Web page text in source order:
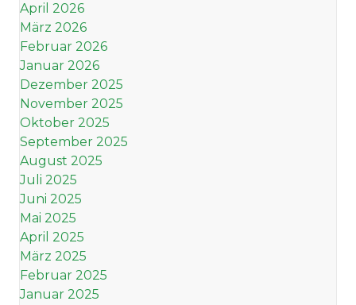
April 2026
März 2026
Februar 2026
Januar 2026
Dezember 2025
November 2025
Oktober 2025
September 2025
August 2025
Juli 2025
Juni 2025
Mai 2025
April 2025
März 2025
Februar 2025
Januar 2025